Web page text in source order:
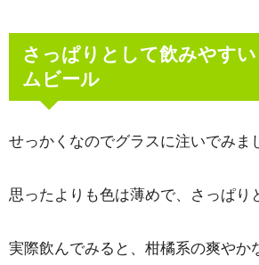
さっぱりとして飲みやす
ムビール
せっかくなのでグラスに注いでみま
思ったよりも色は薄めで、さっぱり
実際飲んでみると、柑橘系の爽やか